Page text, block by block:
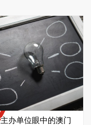
主办单位眼中的澳门